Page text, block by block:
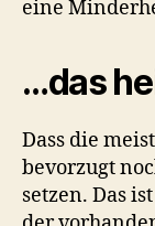
eine
…das
Dass die
bevorzugt
setzen. Das